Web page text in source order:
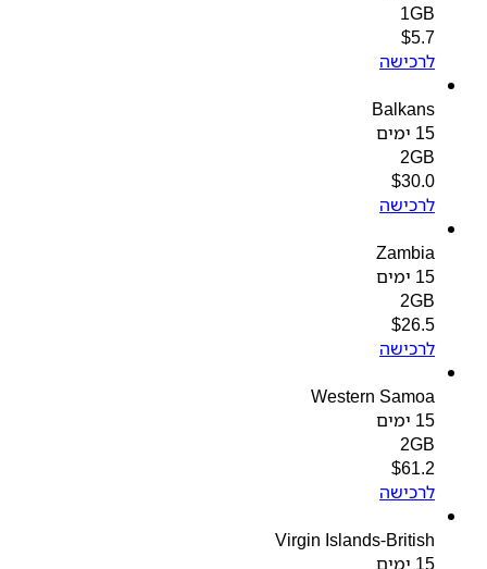
1GB
$
לרכישה
Balkans
2GB
$30.0
לרכישה
Zambia
2GB
$26.5
לרכישה
Western Samoa
2GB
$61.2
לרכישה
Virgin Islands-British